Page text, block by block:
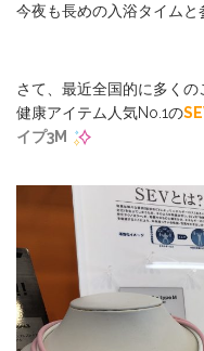
今夜も長めの入浴タイムと
さて、最近全国的に多くの
健康アイテム人気No.1の
イプ3M